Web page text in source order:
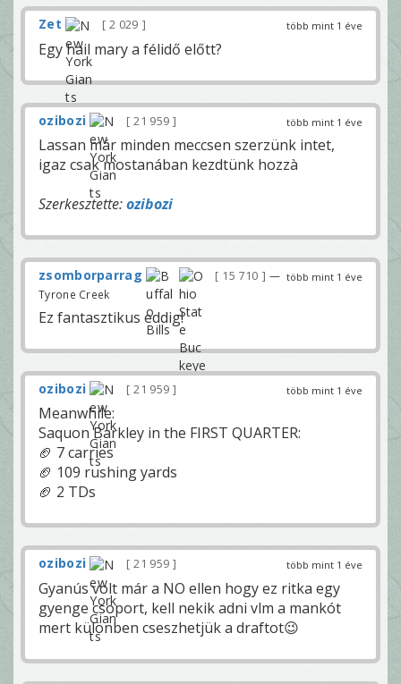
több mint 1 éve
Zet 2 029
Egy hail mary a félidő előtt?
több mint 1 éve
ozibozi 21 959
Lassan már minden meccsen szerzünk intet,
igaz csak mostanában kezdtünk hozzà
Szerkesztette:ozibozi
több mint 1 éve
zsomborparrag 15 710
—
Tyrone Creek
Ez fantasztikus eddig!
több mint 1 éve
ozibozi 21 959
Meanwhile:
Saquon Barkley in the FIRST QUARTER:
🏈 7 carries
🏈 109 rushing yards
🏈 2 TDs
több mint 1 éve
ozibozi 21 959
Gyanús volt már a NO ellen hogy ez ritka egy
gyenge csoport, kell nekik adni vlm a mankót
mert különben cseszhetjük a draftot😉